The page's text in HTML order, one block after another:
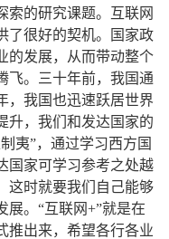
索的研究课题。互联网
了很好的契机。国家政
的发展，从而带动整个
飞。三十年前，我国通
，我国也迅速跃居世界
升，我们和发达国家的
夷”，通过学习西方国
国家可学习参考之处越
这时就要我们自己能够
展。“互联网+”就是在
推出来，希望各行各业